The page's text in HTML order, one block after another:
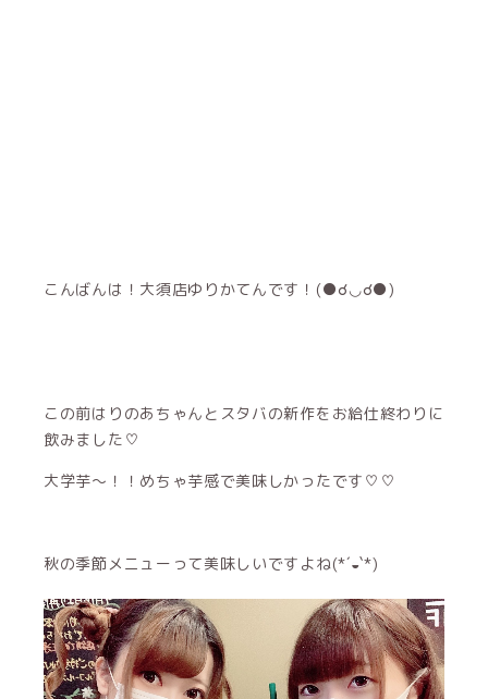
こんばんは！大須店ゆりかてんです！(●☌◡☌●)
この前はりのあちゃんとスタバの新作をお給仕終わりに
飲みました♡
大学芋〜！！めちゃ芋感で美味しかったです♡♡
秋の季節メニューって美味しいですよね(*´◒`*)